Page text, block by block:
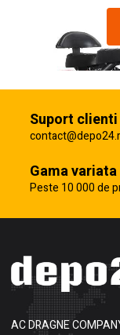
Suport clienti
Gama variata
Peste 10 000 de
AC DRAGNE